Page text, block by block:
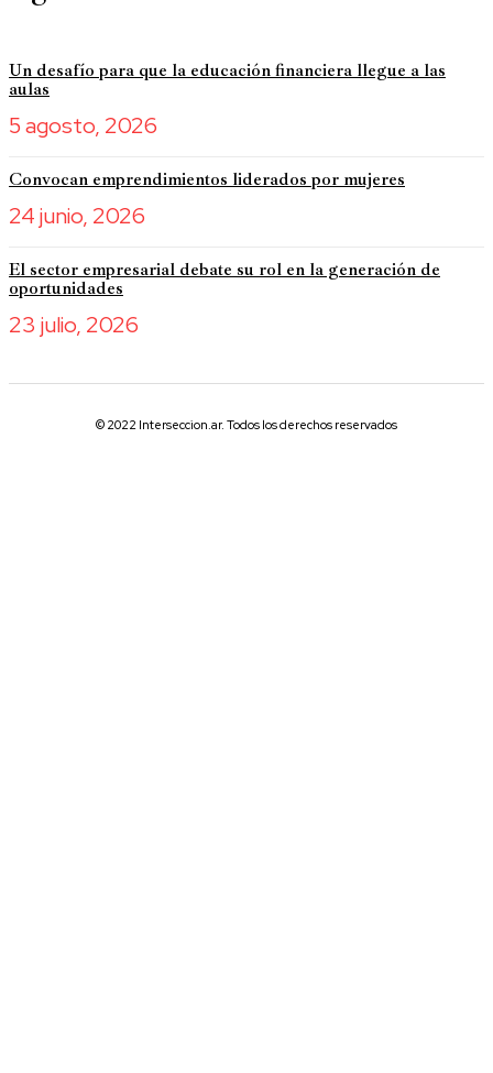
Un desafío para que la educación financiera llegue a las
aulas
5 agosto, 2026
Convocan emprendimientos liderados por mujeres
24 junio, 2026
El sector empresarial debate su rol en la generación de
oportunidades
23 julio, 2026
© 2022 Interseccion.ar. Todos los derechos reservados